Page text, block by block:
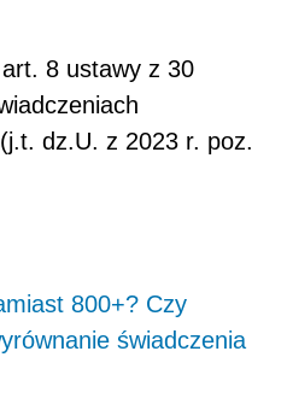
8 ustawy z 30
dz.U. z 2023 r. poz.
800+? Czy
świadczenia